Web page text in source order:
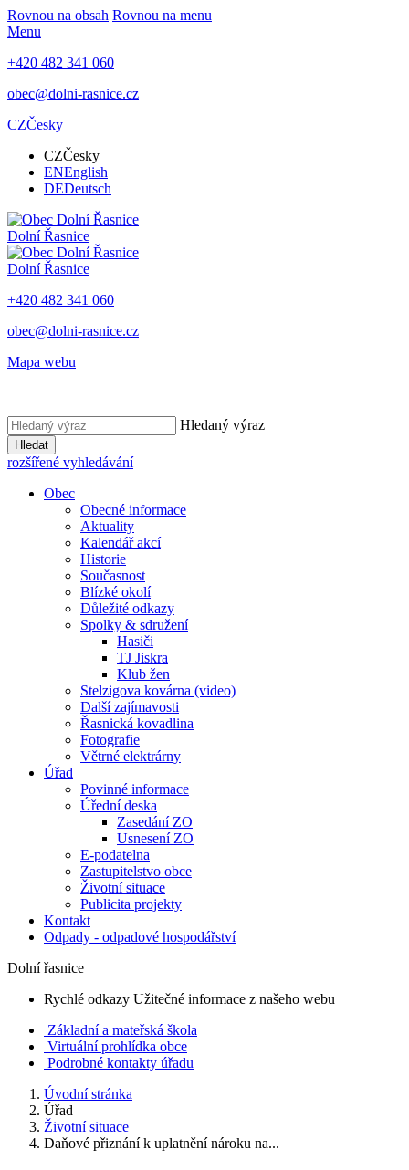
Rovnou na obsah Rovnou na menu
Menu
+420 482 341 060
obec@dolni-rasnice.cz
CZČesky
CZČesky
ENEnglish
DEDeutsch
Dolní Řasnice
Dolní Řasnice
+420 482 341 060
obec@dolni-rasnice.cz
Mapa webu
Hledaný výraz
Hledat
rozšířené vyhledávání
Obec
Obecné informace
Aktuality
Kalendář akcí
Historie
Současnost
Blízké okolí
Důležité odkazy
Spolky & sdružení
Hasiči
TJ Jiskra
Klub žen
Stelzigova kovárna (video)
Další zajímavosti
Řasnická kovadlina
Fotografie
Větrné elektrárny
Úřad
Povinné informace
Úřední deska
Zasedání ZO
Usnesení ZO
E-podatelna
Zastupitelstvo obce
Životní situace
Publicita projekty
Kontakt
Odpady - odpadové hospodářství
Dolní řasnice
Rychlé odkazy Užitečné informace z našeho webu
Základní a mateřská škola
Virtuální prohlídka obce
Podrobné kontakty úřadu
Úvodní stránka
Úřad
Životní situace
Daňové přiznání k uplatnění nároku na...